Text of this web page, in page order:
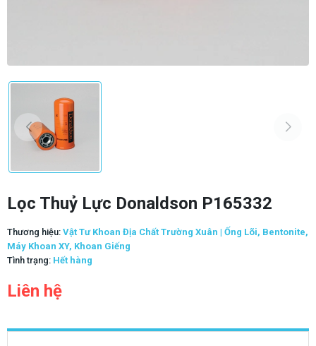
Lọc Thuỷ Lực Donaldson P165332
Thương hiệu: Vật Tư Khoan Địa Chất Trường Xuân | Ống Lõi, Bentonite,
Máy Khoan XY, Khoan Giếng
Tình trạng: Hết hàng
Liên hệ